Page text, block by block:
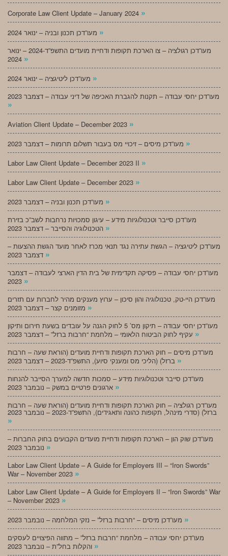
Corporate Law Client Update – January 2024 »
»
מעו”דכן רגולציה – צו הארכת תקופות ודחיית מועדים התשפ”ד-2024 – ינואר
»
»
מעו”דכן יחסי עבודה – תקנות להגברת האכיפה של דיני עבודה – דצמבר 2023
»
Aviation Client Update – December 2023 »
»
Labor Law Client Update – December 2023 II »
Labor Law Client Update – December 2023 »
»
מעו”דכן סייבר וטכנולוגיות מידע – עיגון סמכויות נרחבות לשב”כ בזירת
»
מעו”דכן ליטיגציה – הגשת עתירה נגד תנאי מכרז לאחר מועד הגשת ההצעות –
»
מעו”דכן יחסי עבודה – פסיקה תקדימית של בית הדין הארצי לעבודה – דצמבר
»
מעו”דכן היי-טק, טכנולוגיה והון סיכון – ערוץ מענקים מהיר לחברות עם תזרים
»
מעו”דכן יחסי עבודה – תיקון מס’ 5 לחוק הגנה על עובדים בשעת חירום ותיקון
»
מעו”דכן מיסים – חוק הארכת תקופות ודחיית מועדים (הוראת שעה – חרבות
»
מעו”דכן סייבר וטכנולוגיות מידע – סמכות חדשה למערך הסייבר להנחות
»
מעו”דכן רגולציה – חוק הארכת תקופות ודחיית מועדים (הוראת שעה – חרבות
ברזל) (סדרי מינהל, תקופות כהונה ותאגידים), התשפ”ד-2023 – נובמבר 2023
»
מעו”דכן שוק הון – הארכת תקופות ודחיית מועדים הקבועים בחוק החברות –
»
Labor Law Client Update – A Guide for Employers III – “Iron Swords”
War – November 2023 »
Labor Law Client Update – A Guide for Employers II – “Iron Swords” War
– November 2023 »
»
מעו”דכן יחסי עבודה – מלחמת “חרבות ברזל” – מתווה הפיצויים לעסקים
»